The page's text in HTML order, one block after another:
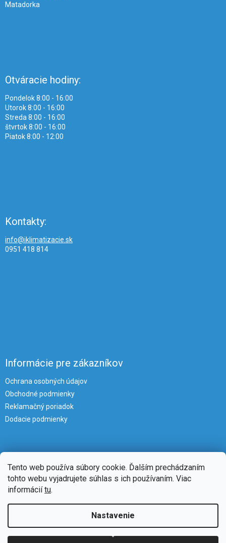
Tento web používa súbory cookie. Ďalším prechádzaním
tohto webu vyjadrujete súhlas s ich používaním. Viac
informáciítu.
Nastavenie
Matadorka
Otváracie hodiny:
Pondelok 8:00 - 16:00
Utorok 8:00 - 16:00
Streda 8:00 - 16:00
štvrtok 8:00 - 16:00
Piatok 8:00 - 12:00
Kontakty:
info@iklimatizacie.sk
0951 418 814
Informácie pre zákazníkov
Ochrana osobných údajov
Obchodné podmienky
Reklamačný poriadok
Dodacie podmienky
Copyright 2026iKlimatizacie. Všetky práva vyhradené.Upraviť